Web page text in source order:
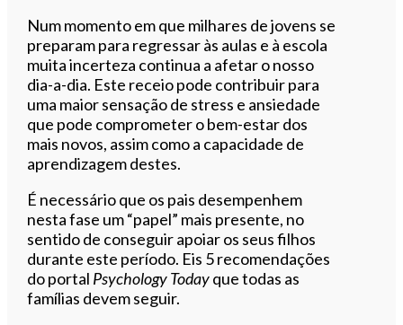
Num momento em que milhares de jovens se
preparam para regressar às aulas e à escola
muita incerteza continua a afetar o nosso
dia-a-dia. Este receio pode contribuir para
uma maior sensação de stress e ansiedade
que pode comprometer o bem-estar dos
mais novos, assim como a capacidade de
aprendizagem destes.
É necessário que os pais desempenhem
nesta fase um “papel” mais presente, no
sentido de conseguir apoiar os seus filhos
durante este período. Eis 5 recomendações
do portal Psychology Todayque todas as
famílias devem seguir.